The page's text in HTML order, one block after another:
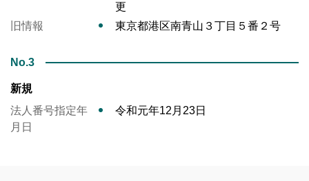
更
旧情報
東京都港区南青山３丁目５番２号
No.3
新規
法人番号指定年
月日
令和元年12月23日